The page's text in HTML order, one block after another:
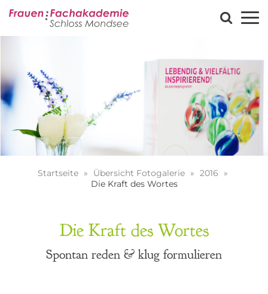
Startseite Übersicht Fotogalerie
2016
Die Kraft des Wortes
Die Kraft des Wortes
Spontan reden & klug formulieren